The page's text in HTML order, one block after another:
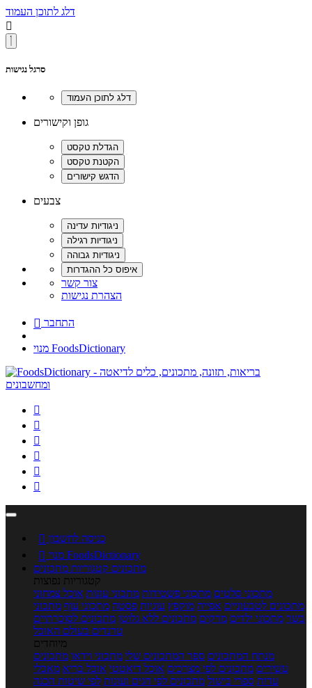
דלג לתוכן העמוד

סרגל נגישות
גופן וקישורים
צבעים
צור קשר
הצהרת נגישות
 התחבר
מנוי FoodsDictionary






 כניסה לחשבון

מנוי FoodsDictionary
מתכונים קטגוריות מתכונים
קטגוריות נפוצות
מתכוני סלטים מתכוני פשטידות מתכוני עוגות אוכל צמחוני
מתכונים לטבעוניים אפייה מוקפץ עוגיות פסטה מתכוני עוף מתכוני
בשר מתכוני ילדים מרקים מתכונים ללא גלוטן מתכונים לסוכרתיים
טרנדים בעולם האוכל
מיוחדים
מנתח המתכונים ספר המתכונים שלי מתכוני וידאו מתכונים
עשירים מתכונים לפי מצרכים אוכל דיאטטי אוכל בריא מאכלי
עדות ספרי בישול מתכונים לפי חגים ועונות לפי שיטות הכנה